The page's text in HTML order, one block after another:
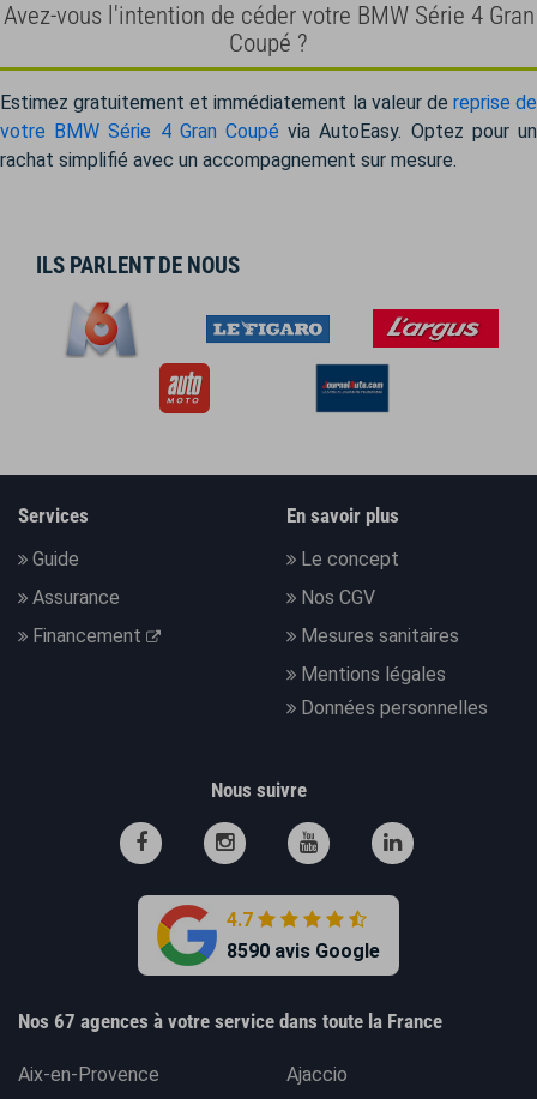
Avez-vous l'intention de céder votre BMW Série 4 Gran
Coupé ?
Estimez gratuitement et immédiatement la valeur de reprise de
votre BMW Série 4 Gran Coupé via AutoEasy. Optez pour un
rachat simplifié avec un accompagnement sur mesure.
ILS PARLENT DE NOUS
Services
Guide
Assurance
Financement
En savoir plus
Le concept
Nos CGV
Mesures sanitaires
Mentions légales
Données personnelles
Nous suivre
4.7
8590 avis Google
Nos 67 agences à votre service dans toute la France
Aix-en-Provence
Ajaccio